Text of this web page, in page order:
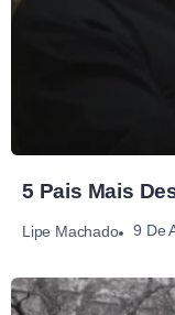
5 Pais Mais
Lipe Machado 9 De